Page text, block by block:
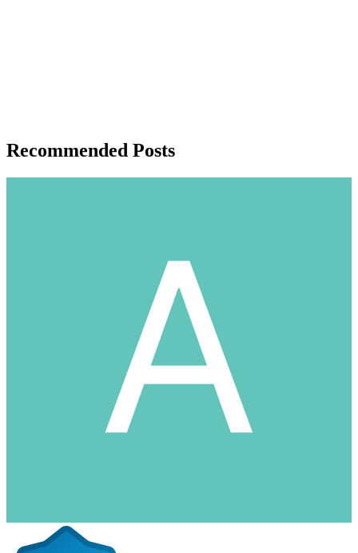
Recommended Posts